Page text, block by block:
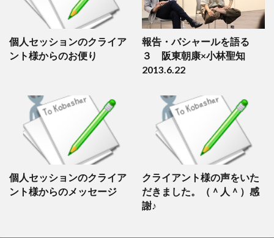
個人セッションのクライア
ント様からのお便り
報告・バシャールを語る
３ 阪東朝康×小林聖知
2013.6.22
個人セッションのクライア
ント様からのメッセージ
クライアント様の声をいた
だきました。（＾人＾）感
謝♪